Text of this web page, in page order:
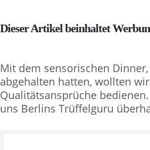
Dieser Artikel beinhaltet
Mit dem sensorischen
abgehalten hatten, wollten
Qualitätsansprüche
uns Berlins Trüffelguru